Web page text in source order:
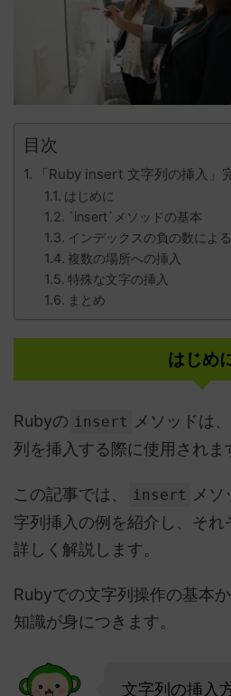
目次
「Ruby insert 文字列の挿入」
はじめに
`insert`メソッドの基本
インデックスの負の数によ
複数の場所への挿入
特殊な文字の挿入
まとめ
はじめ
Rubyの insert
メソッドは
列を挿入する際に使用されま
この記事では、 insert
メ
字列挿入の例を紹介し、それ
詳しく解説します。
Rubyでの文字列操作の基本
知識が身につきます。
文字列の挿入